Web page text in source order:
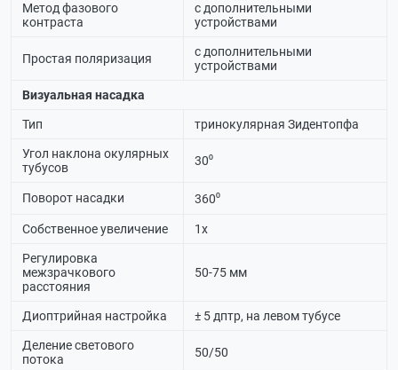
Метод фазового
контраста
с дополнительными
устройствами
Простая поляризация
с дополнительными
устройствами
Визуальная насадка
Тип тринокулярная Зидентопфа
Угол наклона окулярных
тубусов
30⁰
Поворот насадки 360⁰
Собственное увеличение 1х
Регулировка
межзрачкового
расстояния
50-75 мм
Диоптрийная настройка ± 5 дптр, на левом тубусе
Деление светового
потока
50/50